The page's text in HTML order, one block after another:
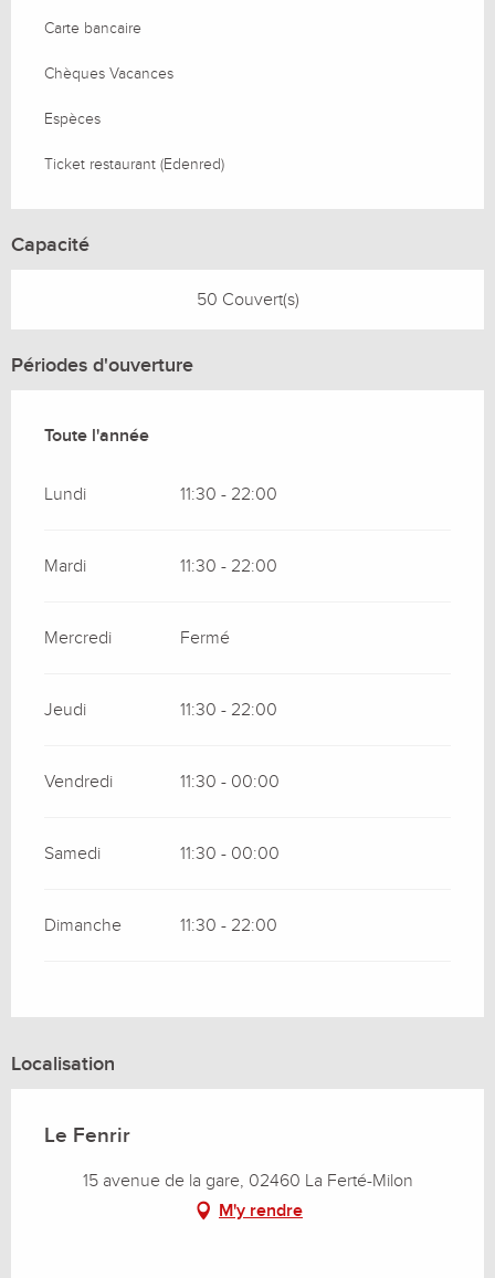
Carte bancaire
Chèques Vacances
Espèces
Ticket restaurant (Edenred)
Capacité
50 Couvert(s)
Périodes d'ouverture
Toute l'année
Toute l'année
Lundi 11:30 - 22:00
Mardi 11:30 - 22:00
Mercredi Fermé
Jeudi 11:30 - 22:00
Vendredi 11:30 - 00:00
Samedi 11:30 - 00:00
Dimanche 11:30 - 22:00
Localisation
Le Fenrir
15 avenue de la gare, 02460 La Ferté-Milon
M'y rendre